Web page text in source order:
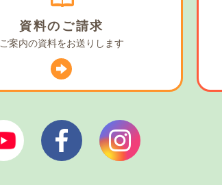
資料の ご請求
ご案内の資料をお送りします
ぼやあ樹Youtubeシェルパフェイスブック